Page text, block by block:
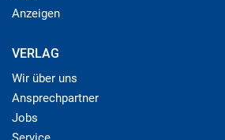
Anzeigen
VERLAG
Wir über uns
Ansprechpartner
Jobs